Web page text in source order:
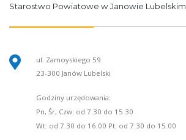
Starostwo Powiatowe w Janowie Lubelskim
ul. Zamoyskiego 59
23-300 Janów Lubelski
Godziny urzędowania:
Pn, Śr, Czw: od 7.30 do 15.30
Wt: od 7.30 do 16.00 Pt: od 7.30 do 15.00